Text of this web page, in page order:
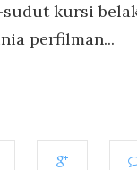
kursi
perfilman...